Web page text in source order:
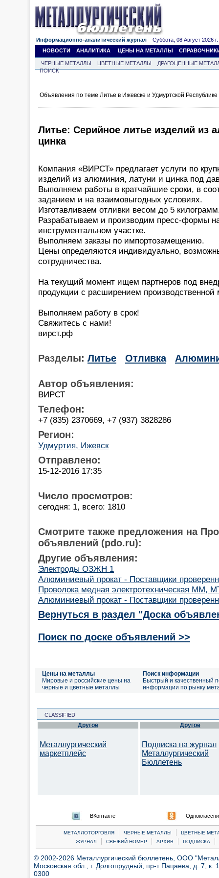
Информационно-аналитический журнал Суббота, 08 Август 2026 г.
НОВОСТИ
АНАЛИТИКА ЦЕНЫ НА МЕТАЛЛЫ
ЧЕРНЫЕ МЕТАЛЛЫ ЦВЕТНЫЕ МЕТАЛЛЫ
ДРАГОЦЕННЫЕ
ПОИСК
Объявления по теме Литье в Ижевске и Удмуртской
Литье: Серийное литье изделий из
цинка
Компания «ВИРСТ» предлагает услуги по
изделий из алюминия, латуни и цинка под
Выполняем работы в кратчайшие сроки, в
заданием и на взаимовыгодных условиях.
Изготавливаем отливки весом до 5
Разрабатываем и производим пресс-формы
инструментальном участке.
Выполняем заказы по импортозамещению.
Цены определяются индивидуально,
сотрудничества.
На текущий момент ищем партнеров под
продукции с расширением
Выполняем работу в срок!
Свяжитесь с нами!
вирст.рф
Разделы: Литье Отливка
Автор объявления:
ВИРСТ
Телефон:
+7 (835) 2370669, +7 (937) 3828286
Регион:
Удмуртия, Ижевск
Отправлено:
15-12-2016 17:35
Число просмотров:
сегодня: 1, всего: 1810
Смотрите также предложения на
объявлений (pdo.ru):
Другие объявления:
Электроды ОЗЖН 1
Алюминиевый прокат - Поставщики
Проволока медная электротехническая ММ,
Алюминиевый прокат - Поставщики
Вернуться в раздел "Доска
Поиск по доске объявлений >>
Цены на металлы
Мировые и российские цены на
черные и цветные металлы
Поиск информации
Быстрый и качественный
информации по рынку
CLASSIFIED
Другое
Металлургический
маркетплейс
Другое
Подписка на журнал
Металлургический
Бюллетень
ВКонтакте
МЕТАЛЛОТОРГОВЛЯ | ЧЕРНЫЕ МЕТАЛЛЫ |
ЦВЕТНЫЕ
ЖУРНАЛ
| СВЕЖИЙ НОМЕР | АРХИВ | ПОДПИСКА |
© 2002-2026 Металлургический бюллетень, ООО
Московская обл., г. Долгопрудный, пр-т Пацаева, д. 7,
0300